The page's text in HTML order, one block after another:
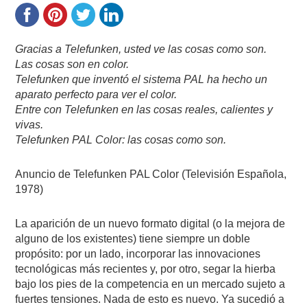
Gracias a Telefunken, usted ve las cosas como son.
Las cosas son en color.
Telefunken que inventó el sistema PAL ha hecho un
aparato perfecto para ver el color.
Entre con Telefunken en las cosas reales, calientes y
vivas.
Telefunken PAL Color: las cosas como son.
Anuncio de Telefunken PAL Color (Televisión Española,
1978)
La aparición de un nuevo formato digital (o la mejora de
alguno de los existentes) tiene siempre un doble
propósito: por un lado, incorporar las innovaciones
tecnológicas más recientes y, por otro, segar la hierba
bajo los pies de la competencia en un mercado sujeto a
fuertes tensiones. Nada de esto es nuevo. Ya sucedió a